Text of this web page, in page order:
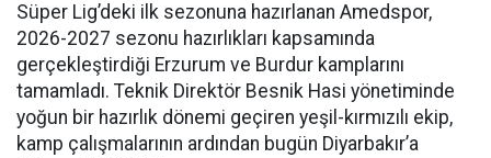
Süper Lig’deki ilk sezonuna hazırlanan Amedspor,
2026-2027 sezonu hazırlıkları kapsamında
gerçekleştirdiği Erzurum ve Burdur kamplarını
tamamladı. Teknik Direktör Besnik Hasi yönetiminde
yoğun bir hazırlık dönemi geçiren yeşil-kırmızılı ekip,
kamp çalışmalarının ardından bugün Diyarbakır’a